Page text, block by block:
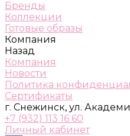
Бренды
Коллекции
Готовые образы
Компания
Назад
Компания
Новости
Политика
Сертификаты
г. Снежинск, ул.
+7 (932) 113 16 60
Личный кабинет